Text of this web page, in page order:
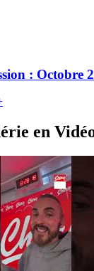
: Octobre
en